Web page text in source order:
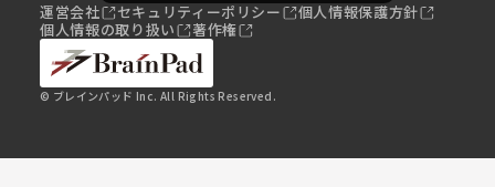
運営会社 セキュリティーポリシー
個人情報保護方針
個人情報の取り扱い
著作権
© ブレインパッド Inc. All Rights Reserved.